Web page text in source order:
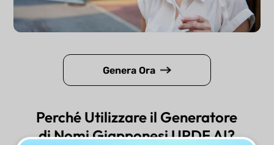
Genera Ora
Perché Utilizzare il Generatore
di Nomi Giapponesi UPDF AI?